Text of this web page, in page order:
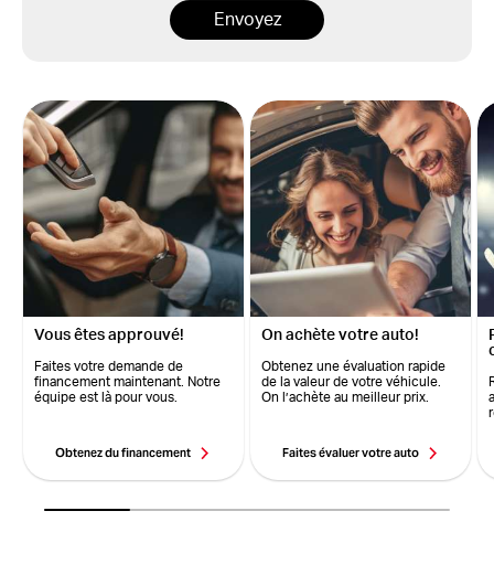
Envoyez
Vous êtes approuvé!
Faites votre demande de
financement maintenant. Notre
équipe est là pour vous.
Obtenez du financement
On achète votre auto!
Obtenez une évaluation rapide
de la valeur de votre véhicule.
On l’achète au meilleur prix.
Faites évaluer votre auto